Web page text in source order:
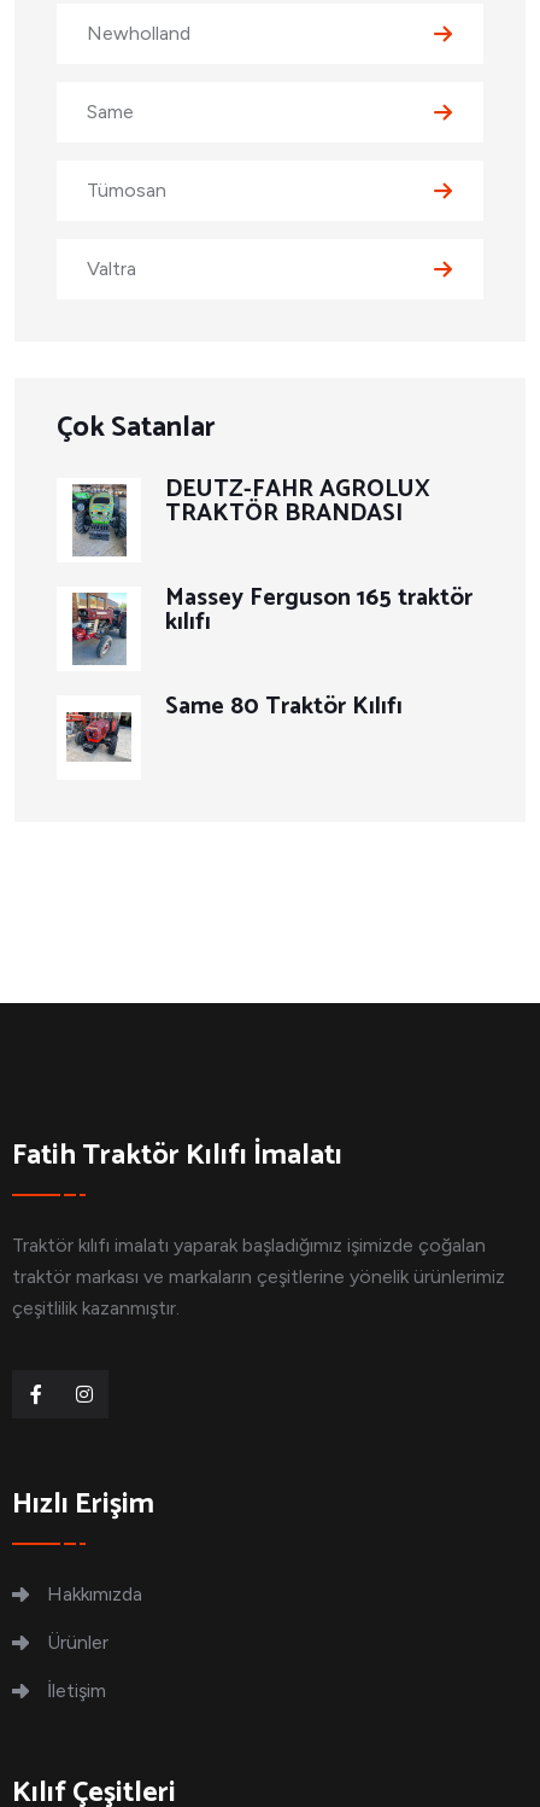
Newholland
Same
Tümosan
Valtra
Çok Satanlar
DEUTZ-FAHR AGROLUX
TRAKTÖR BRANDASI
Massey Ferguson 165 traktör
kılıfı
Same 80 Traktör Kılıfı
Fatih Traktör Kılıfı İmalatı
Traktör kılıfı imalatı yaparak başladığımız işimizde çoğalan
traktör markası ve markaların çeşitlerine yönelik ürünlerimiz
çeşitlilik kazanmıştır.
Hızlı Erişim
Hakkımızda
Ürünler
İletişim
Kılıf Çeşitleri